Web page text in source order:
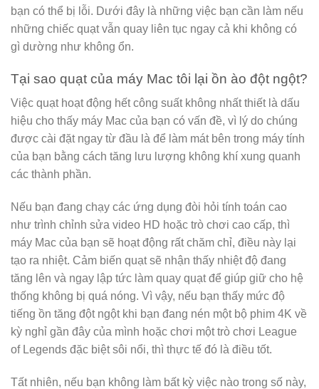
bạn có thể bị lỗi. Dưới đây là những việc bạn cần làm nếu
những chiếc quạt vẫn quay liên tục ngay cả khi không có
gì dường như không ổn.
Tại sao quạt của máy Mac tôi lại ồn ào đột ngột?
Việc quạt hoạt động hết công suất không nhất thiết là dấu
hiệu cho thấy máy Mac của bạn có vấn đề, vì lý do chúng
được cài đặt ngay từ đầu là để làm mát bên trong máy tính
của bạn bằng cách tăng lưu lượng không khí xung quanh
các thành phần.
Nếu bạn đang chạy các ứng dụng đòi hỏi tính toán cao
như trình chỉnh sửa video HD hoặc trò chơi cao cấp, thì
máy Mac của bạn sẽ hoạt động rất chăm chỉ, điều này lại
tạo ra nhiệt. Cảm biến quạt sẽ nhận thấy nhiệt độ đang
tăng lên và ngay lập tức làm quay quạt để giúp giữ cho hệ
thống không bị quá nóng. Vì vậy, nếu bạn thấy mức độ
tiếng ồn tăng đột ngột khi bạn đang nén một bộ phim 4K về
kỳ nghỉ gần đây của mình hoặc chơi một trò chơi League
of Legends đặc biệt sôi nổi, thì thực tế đó là điều tốt.
Tất nhiên, nếu bạn không làm bất kỳ việc nào trong số này,